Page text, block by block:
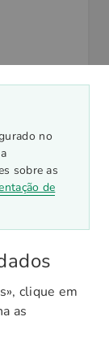
no
sobre as
de
clique em
as